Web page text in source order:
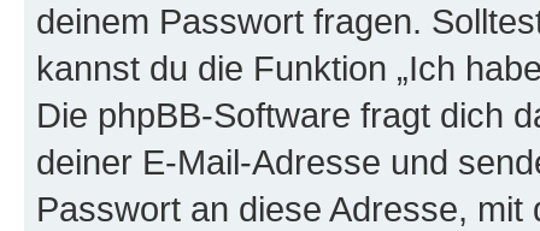
deinem Passwort fragen.
kannst du die Funktion „Ich
Die phpBB-Software fragt dich
deiner E-Mail-Adresse und
Passwort an diese Adresse,